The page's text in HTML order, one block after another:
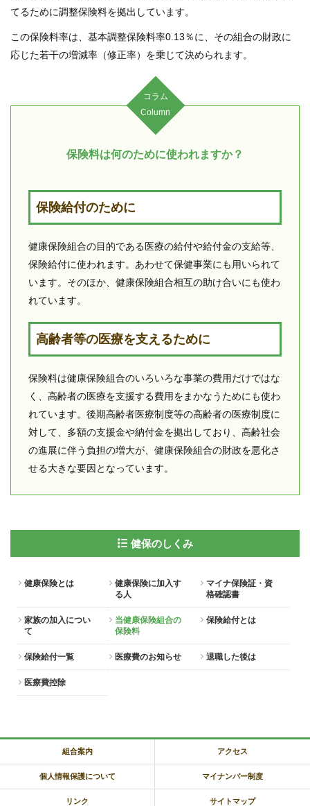
てるために調整保険料を拠出しています。
この保険料率は、基本調整保険料率0.13％に、その組合の財政に
応じた若干の増減率（修正率）を乗じて決められます。
コラム
Column
保険料は何のために使われますか？
保険給付のために
健康保険組合の目的である医療の給付や給付金の支給等、
保険給付に使われます。あわせて保健事業にも用いられて
います。そのほか、健康保険組合相互の助け合いにも使わ
れています。
高齢者等の医療を支えるために
保険料は健康保険組合のいろいろな事業の費用だけではな
く、高齢者の医療を支援する費用をまかなうためにも使わ
れています。後期高齢者医療制度等の高齢者の医療制度に
対して、多額の支援金や納付金を拠出しており、高齢社会
の進展に伴う負担の増大が、健康保険組合の財政を悪化さ
せる大きな要因となっています。
健保のしくみ
健康保険とは
健康保険に加入す
る人
マイナ保険証・資
格確認書
家族の加入につい
て
当健康保険組合の
保険料
保険給付とは
保険給付一覧 医療費のお知らせ 退職した後は
医療費控除
組合案内 アクセス
個人情報保護について マイナンバー制度
リンク サイトマップ